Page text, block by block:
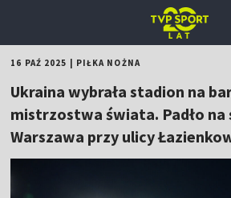
16 PAŹ 2025 PIŁKA NOŻNA
Ukraina wybrała stadion na
mistrzostwa świata. Padło
Warszawa przy ulicy